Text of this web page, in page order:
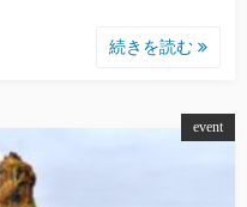
続きを読む
event